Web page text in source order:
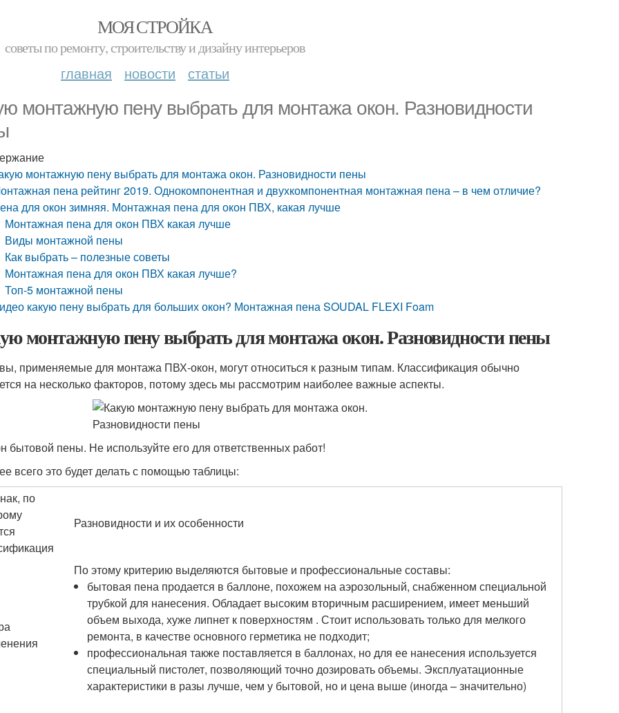
МОЯ СТРОЙКА
советы по ремонту, строительству и дизайну интерьеров
главная новости статьи
монтажную пену выбрать для монтажа окон. Разновидности
монтажную пену выбрать для монтажа окон. Разновидности пены
пена рейтинг 2019. Однокомпонентная и двухкомпонентная монтажная пена – в чем отличие?
для окон зимняя. Монтажная пена для окон ПВХ, какая лучше
Монтажная пена для окон ПВХ какая лучше
Виды монтажной пены
Как выбрать – полезные советы
Монтажная пена для окон ПВХ какая лучше?
Топ-5 монтажной пены
какую пену выбрать для больших окон? Монтажная пена SOUDAL FLEXI Foam
монтажную пену выбрать для монтажа окон. Разновидности пены
применяемые для монтажа ПВХ-окон, могут относиться к разным типам. Классификация обычно
на несколько факторов, потому здесь мы рассмотрим наиболее важные аспекты.
бытовой пены. Не используйте его для ответственных работ!
всего это будет делать с помощью таблицы:
по
Разновидности и их особенности
По этому критерию выделяются бытовые и профессиональные составы:
бытовая пена продается в баллоне, похожем на аэрозольный, снабженном специальной
трубкой для нанесения. Обладает высоким вторичным расширением, имеет меньший
объем выхода, хуже липнет к поверхностям . Стоит использовать только для мелкого
ремонта, в качестве основного герметика не подходит;
профессиональная также поставляется в баллонах, но для ее нанесения используется
специальный пистолет, позволяющий точно дозировать объемы. Эксплуатационные
характеристики в разы лучше, чем у бытовой, но и цена выше (иногда – значительно)